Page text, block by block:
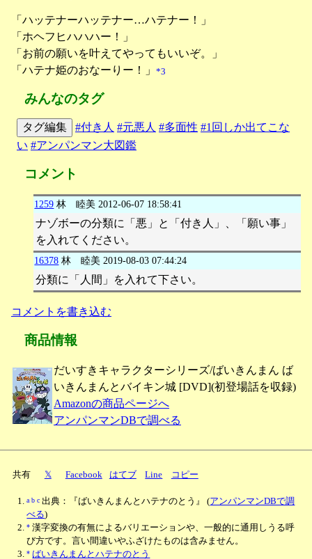
「ハッテナーハッテナー…ハテナー！」
「ホヘフヒハハハー！」
「お前の願いを叶えてやってもいいぞ。」
「ハテナ姫のおなーりー！」
*3
みんなのタグ
タグ編集 #付き人 #元悪人 #多面性 #1回しか出てこな
い #アンパンマン大図鑑
コメント
1259 林 睦美 2012-06-07 18:58:41
ナゾボーの分類に「悪」と「付き人」、「願い事」
を入れてください。
16378 林 睦美 2019-08-03 07:44:24
分類に「人間」を入れて下さい。
コメントを書き込む
商品情報
だいすきキャラクターシリーズ/ばいきんまん ば
いきんまんとバイキン城 [DVD](初登場話を収録)
Amazonの商品ページへ
アンパンマンDBで調べる
共有 𝕏 Facebook はてブ Line コピー
a b c 出典：『ばいきんまんとハテナのとう』(アンパンマンDBで調
べる)
* 漢字変換の有無によるバリエーションや、一般的に通用しうる呼
び方です。言い間違いやふざけたものは含みません。
* ばいきんまんとハテナのとう